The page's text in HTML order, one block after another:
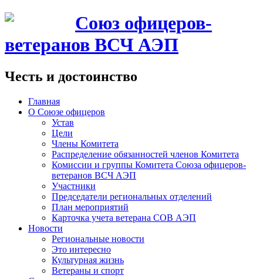
Союз офицеров-
ветеранов ВСЧ АЭП
Честь и достоинство
Главная
О Союзе офицеров
Устав
Цели
Члены Комитета
Распределение обязанностей членов Комитета
Комиссии и группы Комитета Союза офицеров-
ветеранов ВСЧ АЭП
Участники
Председатели региональных отделений
План мероприятий
Карточка учета ветерана CОВ АЭП
Новости
Региональные новости
Это интересно
Культурная жизнь
Ветераны и спорт